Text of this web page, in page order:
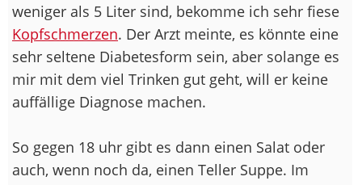
weniger als 5 Liter sind, bekomme ich sehr fiese
Kopfschmerzen. Der Arzt meinte, es könnte eine
sehr seltene Diabetesform sein, aber solange es
mir mit dem viel Trinken gut geht, will er keine
auffällige Diagnose machen.
So gegen 18 uhr gibt es dann einen Salat oder
auch, wenn noch da, einen Teller Suppe. Im